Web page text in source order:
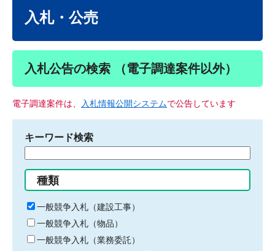
入札・公売
入札公告の検索 （電子調達案件以外）
電子調達案件は、 入札情報公開システムで公告しています
キーワード検索
る
キ
ー
ワ
ー
種類
一般競争入札（建設工事）
一般競争入札（物品）
一般競争入札（業務委託）